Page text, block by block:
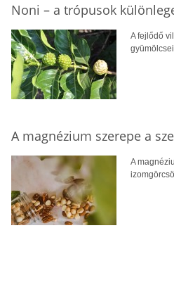
Noni – a trópusok
A fejlődő
A magnézium szerepe a
A